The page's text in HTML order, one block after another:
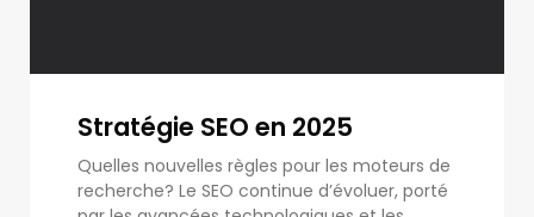
Stratégie SEO en 2025
Quelles nouvelles règles pour les moteurs de
recherche? Le SEO continue d’évoluer, porté